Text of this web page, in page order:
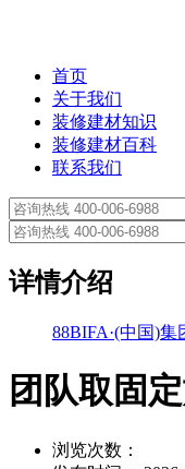
首页
关于我们
装修建材知识
装修建材百科
联系我们
详情介绍
88BIFA·(中国)集
团队取固
浏览次数：